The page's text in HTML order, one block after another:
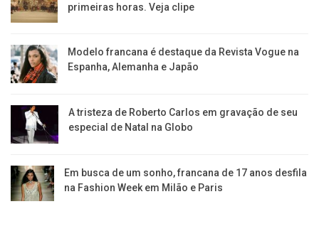
primeiras horas. Veja clipe
Modelo francana é destaque da Revista Vogue na
Espanha, Alemanha e Japão
A tristeza de Roberto Carlos em gravação de seu
especial de Natal na Globo
Em busca de um sonho, francana de 17 anos desfila
na Fashion Week em Milão e Paris